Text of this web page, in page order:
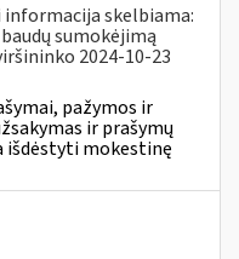
informacija skelbiama:
baudų sumokėjimą
2024-10-23
pažymos ir
ir prašymų
išdėstyti mokestinę